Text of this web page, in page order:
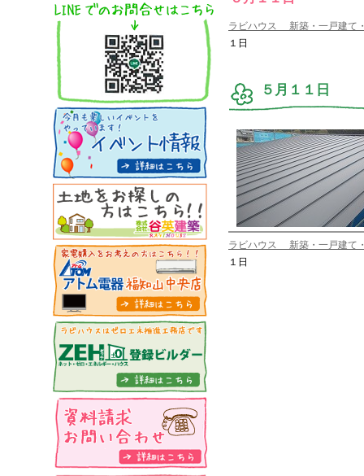
ラビハウス 新築・一戸建て
１日
５月１１日
ラビハウス 新築・一戸建て
１日